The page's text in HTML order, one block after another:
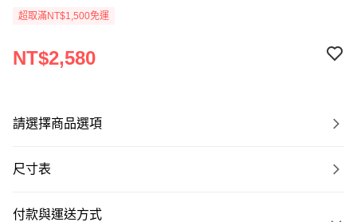
超取滿NT$1,500免運
NT$2,580
請選擇商品選項
尺寸表
付款與運送方式